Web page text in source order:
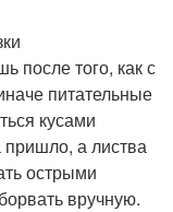
после того, как с
питательные
кусами
а листва
острыми
вручную.